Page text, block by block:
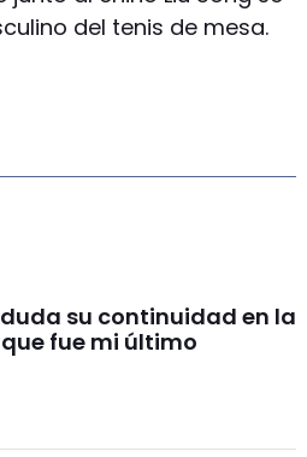
del tenis de mesa.
su continuidad en la
fue mi último